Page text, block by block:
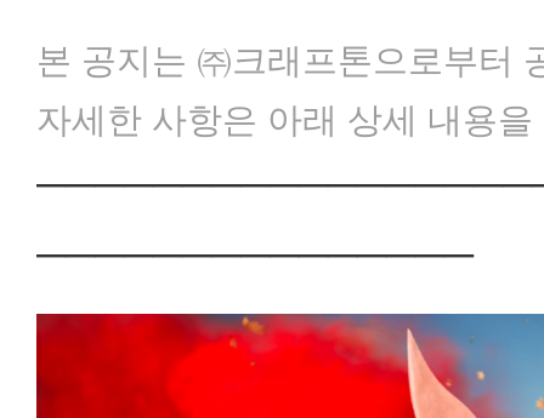
본 공지는 ㈜크래프톤으로부터
자세한 사항은 아래 상세 내용
───────────────